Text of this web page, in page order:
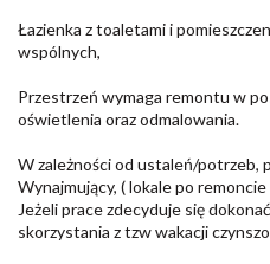
Łazienka z toaletami i
wspólnych,
Przestrzeń wymaga remontu w
oświetlenia oraz odmalowania.
W zależności od ustaleń/potrzeb,
Wynajmujący, ( lokale po
Jeżeli prace zdecyduje się
skorzystania z tzw wakacji